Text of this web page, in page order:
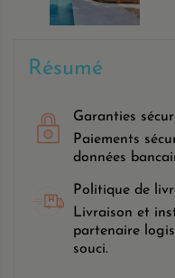
Résumé
Garanties
Paiements
données
Politique de
Livraison et
partenaire
souci.